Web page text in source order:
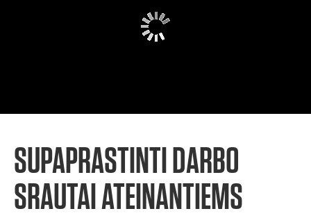
SUPAPRASTINTI DARBO
SRAUTAI ATEINANTIEMS